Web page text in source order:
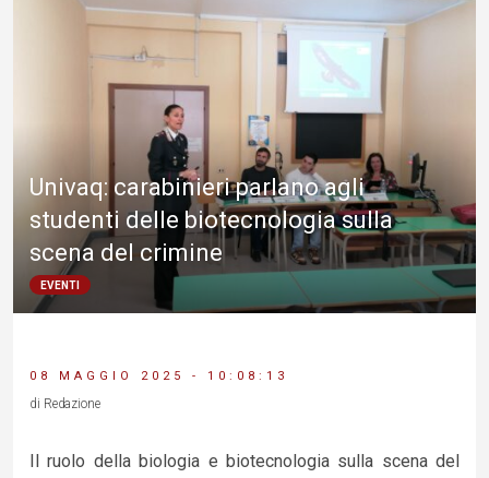
Univaq: carabinieri parlano agli
studenti delle biotecnologia sulla
scena del crimine
EVENTI
08 MAGGIO 2025 - 10:08:13
di Redazione
Il ruolo della biologia e biotecnologia sulla scena del